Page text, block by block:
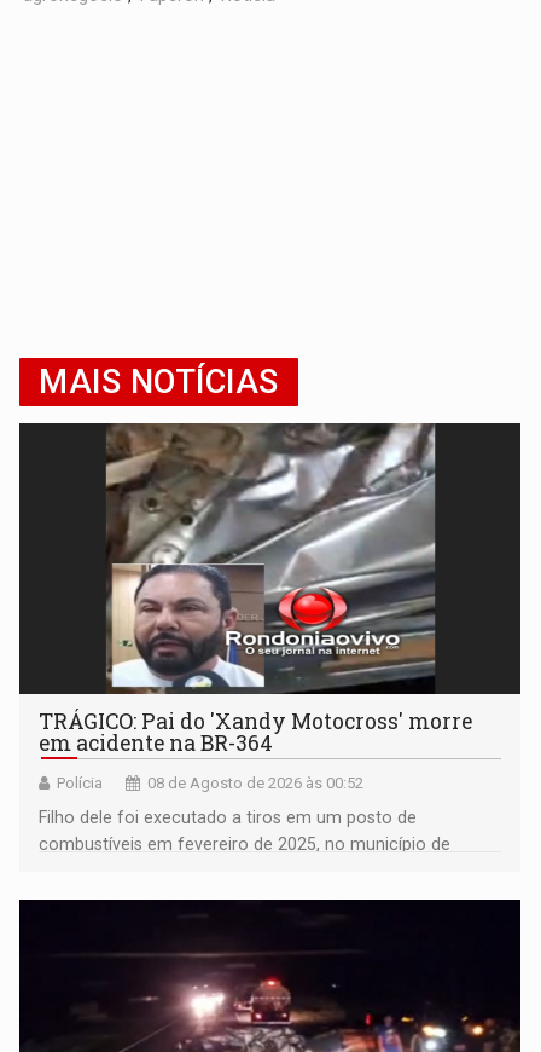
MAIS NOTÍCIAS
TRÁGICO: Pai do 'Xandy Motocross' morre
em acidente na BR-364
Polícia 08 de Agosto de 2026 às 00:52
Filho dele foi executado a tiros em um posto de
combustíveis em fevereiro de 2025, no município de